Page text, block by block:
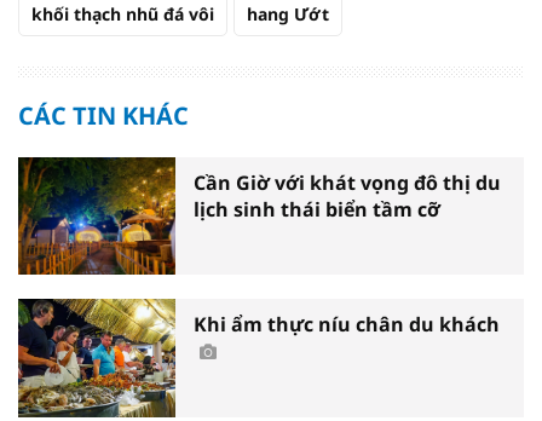
khối thạch nhũ đá vôi hang Ướt
CÁC TIN KHÁC
Cần Giờ với khát vọng đô thị du
lịch sinh thái biển tầm cỡ
Khi ẩm thực níu chân du khách